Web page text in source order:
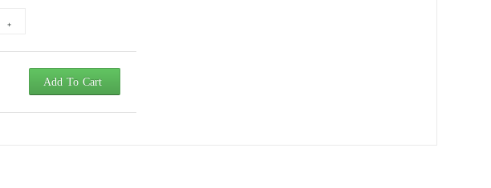
Add To Cart